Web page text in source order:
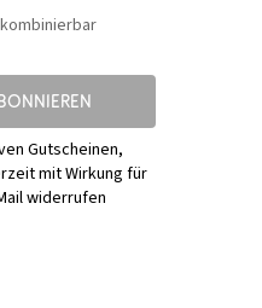
Gutscheinen,
mit Wirkung für
widerrufen